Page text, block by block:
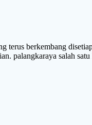
berkembang
palangkaraya salah